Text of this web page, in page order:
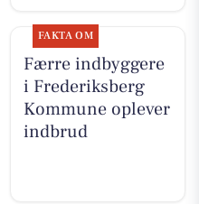
FAKTA OM
Færre indbyggere
i Frederiksberg
Kommune oplever
indbrud